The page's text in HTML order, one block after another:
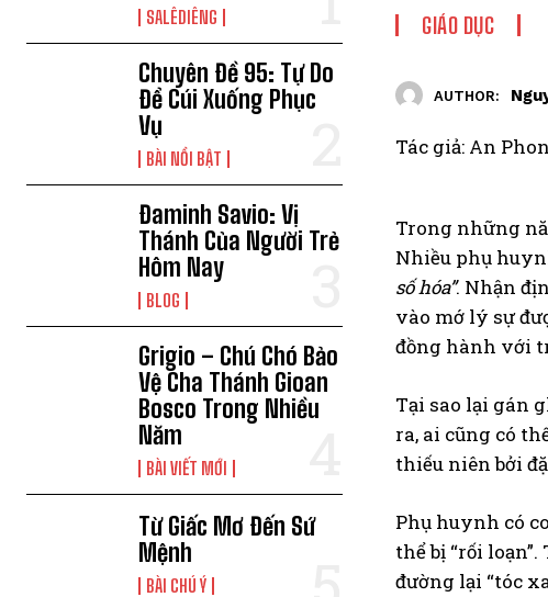
SALÊDIÊNG
Chuyên Đề 95: Tự Do
Để Cúi Xuống Phục
Vụ
BÀI NỔI BẬT
Đaminh Savio: Vị
Thánh Của Người Trẻ
Hôm Nay
BLOG
Grigio – Chú Chó Bảo
Vệ Cha Thánh Gioan
Bosco Trong Nhiều
Năm
BÀI VIẾT MỚI
Từ Giấc Mơ Đến Sứ
Mệnh
BÀI CHÚ Ý
GIÁO DỤC
AUTHOR:
Tác giả: An
Trong những
Nhiều phụ
số hóa”. Nhận
vào mớ lý sự
đồng hành với
Tại sao lại gán
ra, ai cũng có
thiếu niên bởi
Phụ huynh có
thể bị “rối
đường lại “tóc